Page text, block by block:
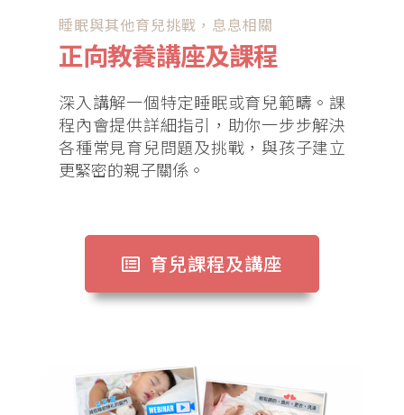
睡眠與其他育兒挑戰，息息相關
正向教養講座及課程
深入講解一個特定睡眠或育兒範疇。課
程內會提供詳細指引，助你一步步解決
各種常見育兒問題及挑戰，與孩子建立
更緊密的親子關係。
育兒課程及講座